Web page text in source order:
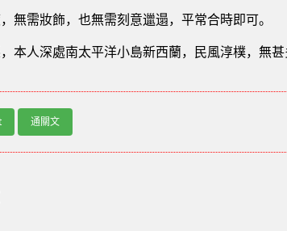
無需妝飾，也無需刻意邋遢，平常合時即可。
本人深處南太平洋小島新西蘭，民風淳樸，無甚
通關文